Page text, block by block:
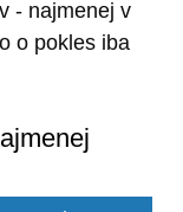
- najmenej v
o pokles iba